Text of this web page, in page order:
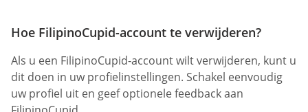
Hoe FilipinoCupid-account te verwijderen?
Als u een FilipinoCupid-account wilt verwijderen, kunt u
dit doen in uw profielinstellingen. Schakel eenvoudig
uw profiel uit en geef optionele feedback aan